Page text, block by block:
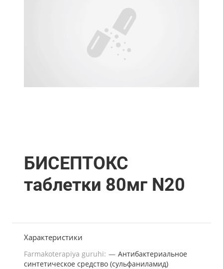
БИСЕПТОКС
таблетки 80мг N20
Характеристики
Farmakoterapiya guruhi: — Антибактериальное
синтетическое средство (сульфаниламид)